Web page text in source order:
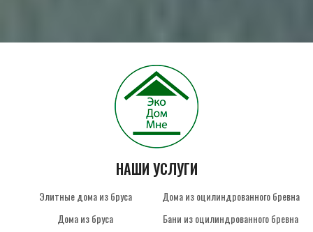
НАШИ УСЛУГИ
Элитные дома из бруса
Дома из бруса
Дома из оцилиндрованного бревна
Бани из оцилиндрованного бревна